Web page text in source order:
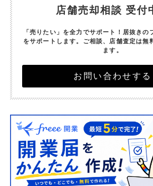
店舗売却相談 受付
「売りたい」を全力でサポート！ 居抜きの
をサポートします。 ご相談、店舗査定は無
ます。
お問い合わせする